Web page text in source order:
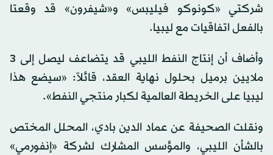
شركتي «كونوكو فيليبس» و«شيفرون» قد وقعتا
بالفعل اتفاقيات مع ليبيا.
وأضاف أن إنتاج النفط الليبي قد يتضاعف ليصل إلى 3
ملايين برميل بحلول نهاية العقد، قائلاً: «سيضع هذا
ليبيا على الخريطة العالمية لكبار منتجي النفط».
ونقلت الصحيفة عن عماد الدين بادي، المحلل المختص
بالشأن الليبي، والمؤسس المشارك لشركة «إنفورمي»